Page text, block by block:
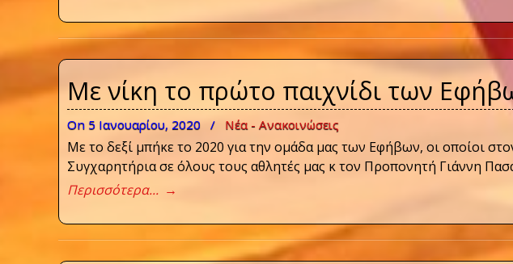
Με νίκη το πρώτο παιχνίδι των
On 5 Ιανουαρίου, 2020 / Νέα - Ανακοινώσεις
Με το δεξί μπήκε το 2020 για την ομάδα μας των Εφήβων, οι οποίοι
Συγχαρητήρια σε όλους τους αθλητές μας κ τον Προπονητή Γιάννη
Περισσότερα... →